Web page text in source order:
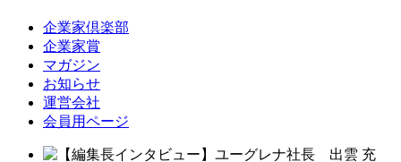
企業家倶楽部
企業家賞
マガジン
お知らせ
運営会社
会員用ページ